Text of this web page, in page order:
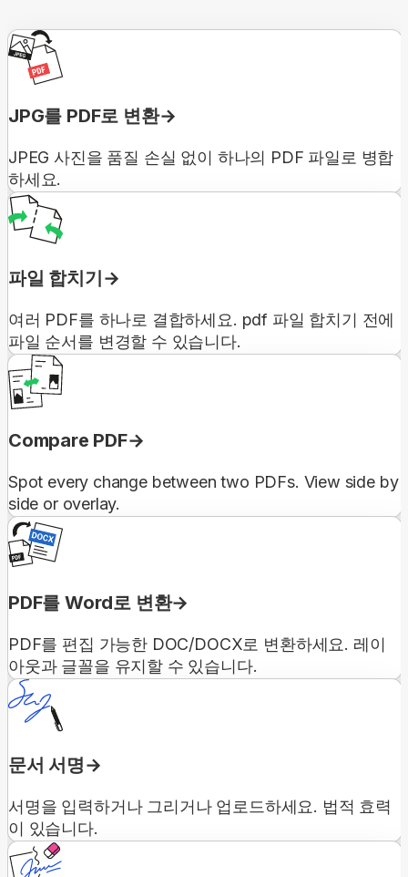
JPG를 PDF로 변환
JPEG 사진을 품질 손실 없이 하나의 PDF 파일로 병합
하세요.
파일 합치기
여러 PDF를 하나로 결합하세요. pdf 파일 합치기 전에
파일 순서를 변경할 수 있습니다.
Compare PDF
Spot every change between two PDFs. View side by
side or overlay.
PDF를 Word로 변환
PDF를 편집 가능한 DOC/DOCX로 변환하세요. 레이
아웃과 글꼴을 유지할 수 있습니다.
문서 서명
서명을 입력하거나 그리거나 업로드하세요. 법적 효력
이 있습니다.